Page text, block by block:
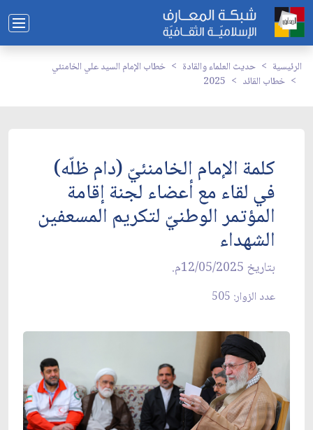
الرئيسية حديث العلماء والقادة
خطاب الإمام السيد علي الخامنئي
خطاب القائد
2025
كلمة الإمام الخامنئيّ (دام ظلّه)
في لقاء مع أعضاء لجنة إقامة
المؤتمر الوطنيّ لتكريم المسعفين
الشهداء
بتاريخ 12/05/2025م.
عدد الزوار: 505